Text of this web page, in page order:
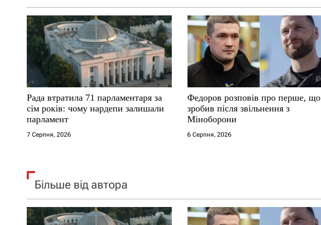
а
п
и
с
і
в
Рада втратила 71 парламентаря за
сім років: чому нардепи залишали
парламент
7 Серпня, 2026
Федоров розповів про перше, що
зробив після звільнення з
Міноборони
6 Серпня, 2026
Більше від автора